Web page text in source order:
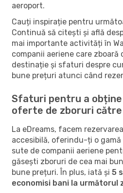
aeroport.
Cauți inspirație pentru
Continuă să citești și află
mai importante activități în
companii aeriene care zboară
destinație și sfaturi despre
bune prețuri atunci când
Sfaturi pentru a obține
oferte de zboruri către
La eDreams, facem
accesibilă, oferindu-ți o
sute de companii aeriene
găsești zboruri de cea mai
bune prețuri. În plus, iată și 5
economisi bani la următorul